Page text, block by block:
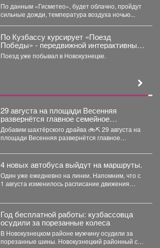
По данным «Гисметео», будет облачно, пройдут
сильные дожди, температура воздуха ночью...
По Кузбассу курсирует «Поезд
Победы» - передвижной интерактивный
музей, рассказывающий о событиях
Великой Отечественной войны.
Поезд уже побывал в Новокузнецке.
29 августа на площади Весенняя
развернётся главное семейное
соревнование этого лета - городской
конкурс «Шахтёрский видномобиль».
Добавим шахтёрского драйва 🚲⛏ 29 августа на
площади Весенняя развернётся главное
4 новых автобуса выйдут на маршруты.
Один уже ежедневно на линии. Напомним, что с
1 августа изменилось расписание движения
Год бесплатной работы: кузбассовца
осудили за порезанные колеса
В Новокузнецком районе мужчину осудили за
порезанные шины. Новокузнецкий районный суд